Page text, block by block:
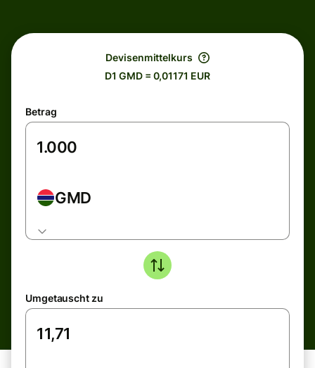
Devisenmittelkurs
D1 GMD = 0,01171 EUR
Betrag
GMD
Umgetauscht zu